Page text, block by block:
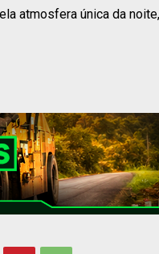
atmosfera única da